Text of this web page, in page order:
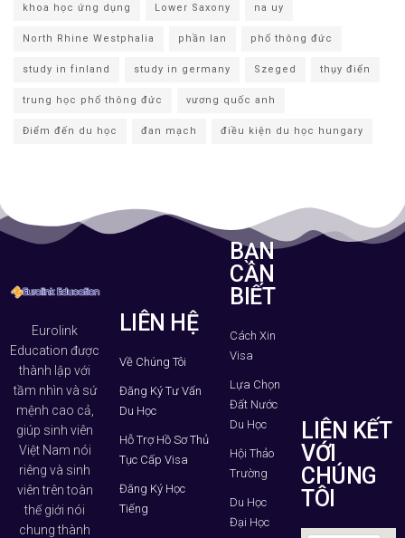
khoa học ứng dụng Lower Saxony na uy
North Rhine Westphalia phần lan phổ thông đức
study in finland study in germany Szeged thụy điển
trung học phổ thông đức vương quốc anh
Điểm đến du học đan mạch điều kiện du học hungary
Eurolink
Education được
thành lập với
tầm nhìn và sứ
mệnh cao cả,
giúp sinh viên
Việt Nam nói
riêng và sinh
viên trên toàn
thế giới nói
chung thành
LIÊN HỆ
Về Chúng Tôi
Đăng Ký Tư Vấn
Du Học
Hỗ Trợ Hồ Sơ Thủ
Tục Cấp Visa
Đăng Ký Học
Tiếng
BẠN
CẦN
BIẾT
Cách Xin
Visa
Lựa Chọn
Đất Nước
Du Học
Hội Thảo
Trường
Du Học
Đại Học
LIÊN KẾT
VỚI
CHÚNG
TÔI